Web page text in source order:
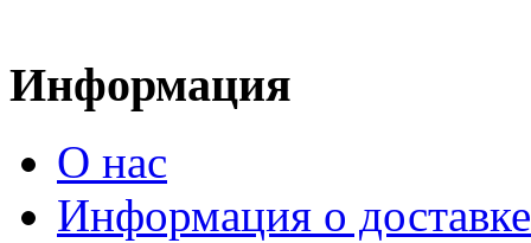
Информация
О нас
Информация о доставке